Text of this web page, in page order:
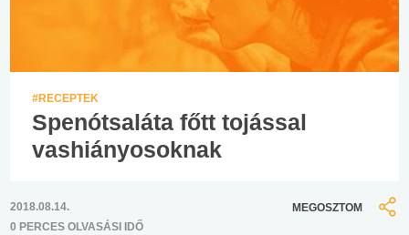
#RECEPTEK
Spenótsaláta főtt tojással
vashiányosoknak
2018.08.14.
0 PERCES OLVASÁSI IDŐ
MEGOSZTOM